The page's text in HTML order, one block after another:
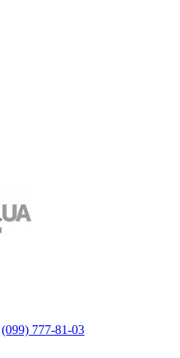
(099) 777-81-03